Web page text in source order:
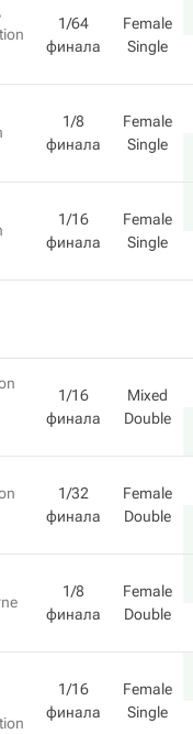
1/64
финала
Female
Single
1/8
финала
Female
Single
1/16
финала
Female
Single
1/16
финала
Mixed
Double
1/32
финала
Female
Double
1/8
финала
Female
Double
1/16
финала
Female
Single